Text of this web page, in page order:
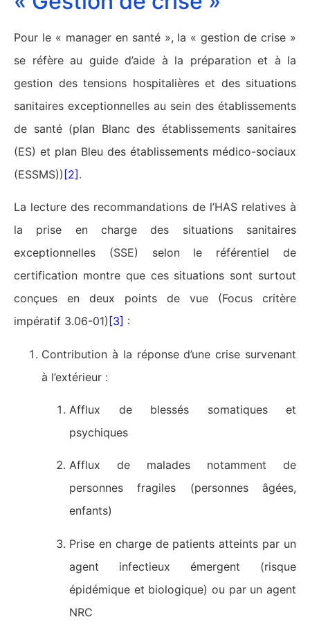
Pour le « manager en santé », la « gestion de crise »
se réfère au guide d’aide à la préparation et à la
gestion des tensions hospitalières et des situations
sanitaires exceptionnelles au sein des établissements
de santé (plan Blanc des établissements sanitaires
(ES) et plan Bleu des établissements médico-sociaux
(ESSMS))[2].
La lecture des recommandations de l’HAS relatives à
la prise en charge des situations sanitaires
exceptionnelles (SSE) selon le référentiel de
certification montre que ces situations sont surtout
conçues en deux points de vue (Focus critère
impératif 3.06-01) [3] :
Contribution à la réponse d’une crise survenant
à l’extérieur :
Afflux de blessés somatiques et
psychiques
Afflux de malades notamment de
personnes fragiles (personnes âgées,
enfants)
Prise en charge de patients atteints par un
agent infectieux émergent (risque
épidémique et biologique) ou par un agent
NRC